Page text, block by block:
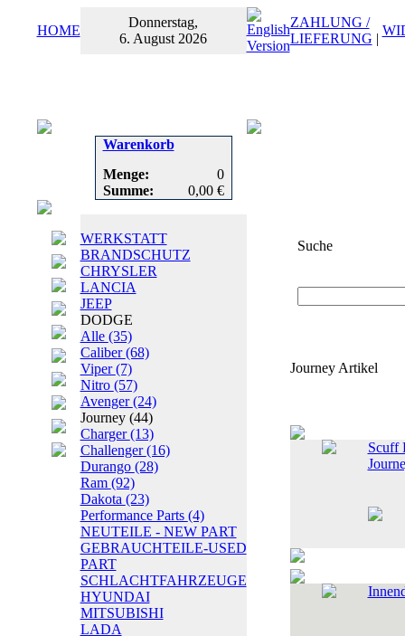
HOME
Donnerstag,
6. August 2026
ZAHLUNG /
LIEFERUNG |
Warenkorb
Menge:
0
Summe:
0,00 €
WERKSTATT
BRANDSCHUTZ
CHRYSLER
LANCIA
JEEP
DODGE
Alle (35)
Caliber(68)
Viper(7)
Nitro (57)
Avenger(24)
Journey (44)
Charger(13)
Challenger(16)
Durango (28)
Ram (92)
Dakota (23)
Performance Parts (4)
NEUTEILE - NEW PART
GEBRAUCHTEILE-USED
PART
SCHLACHTFAHRZEUGE
HYUNDAI
MITSUBISHI
LADA
Suche
Journey Artikel
Scuff